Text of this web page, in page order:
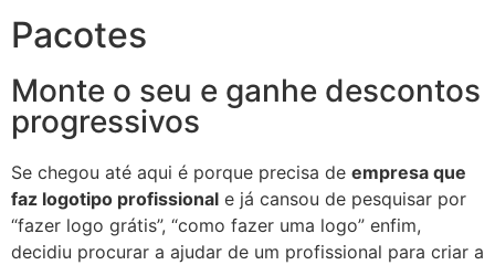
Pacotes
Monte o seu e ganhe descontos
progressivos
Se chegou até aqui é porque precisa de empresa que
faz logotipo profissional e já cansou de pesquisar por
“fazer logo grátis”, “como fazer uma logo” enfim,
decidiu procurar a ajudar de um profissional para criar a